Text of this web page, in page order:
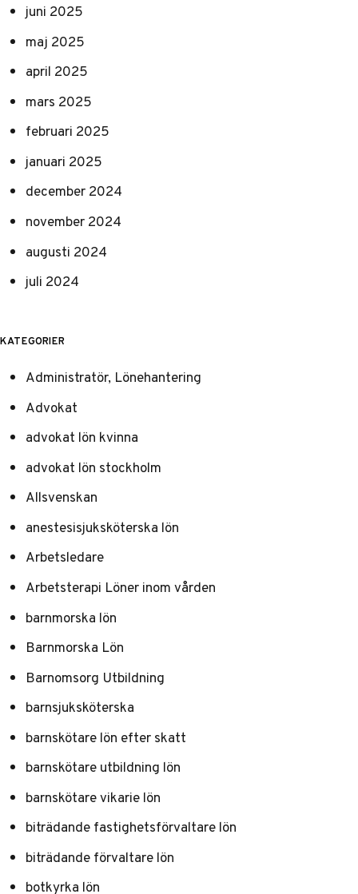
juni 2025
maj 2025
april 2025
mars 2025
februari 2025
januari 2025
december 2024
november 2024
augusti 2024
juli 2024
KATEGORIER
Administratör, Lönehantering
Advokat
advokat lön kvinna
advokat lön stockholm
Allsvenskan
anestesisjuksköterska lön
Arbetsledare
Arbetsterapi Löner inom vården
barnmorska lön
Barnmorska Lön
Barnomsorg Utbildning
barnsjuksköterska
barnskötare lön efter skatt
barnskötare utbildning lön
barnskötare vikarie lön
biträdande fastighetsförvaltare lön
biträdande förvaltare lön
botkyrka lön